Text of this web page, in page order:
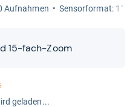
Auf­nah­men Sen­sor­for­mat: 1"
15-​​fach-​​Zoom
geladen...